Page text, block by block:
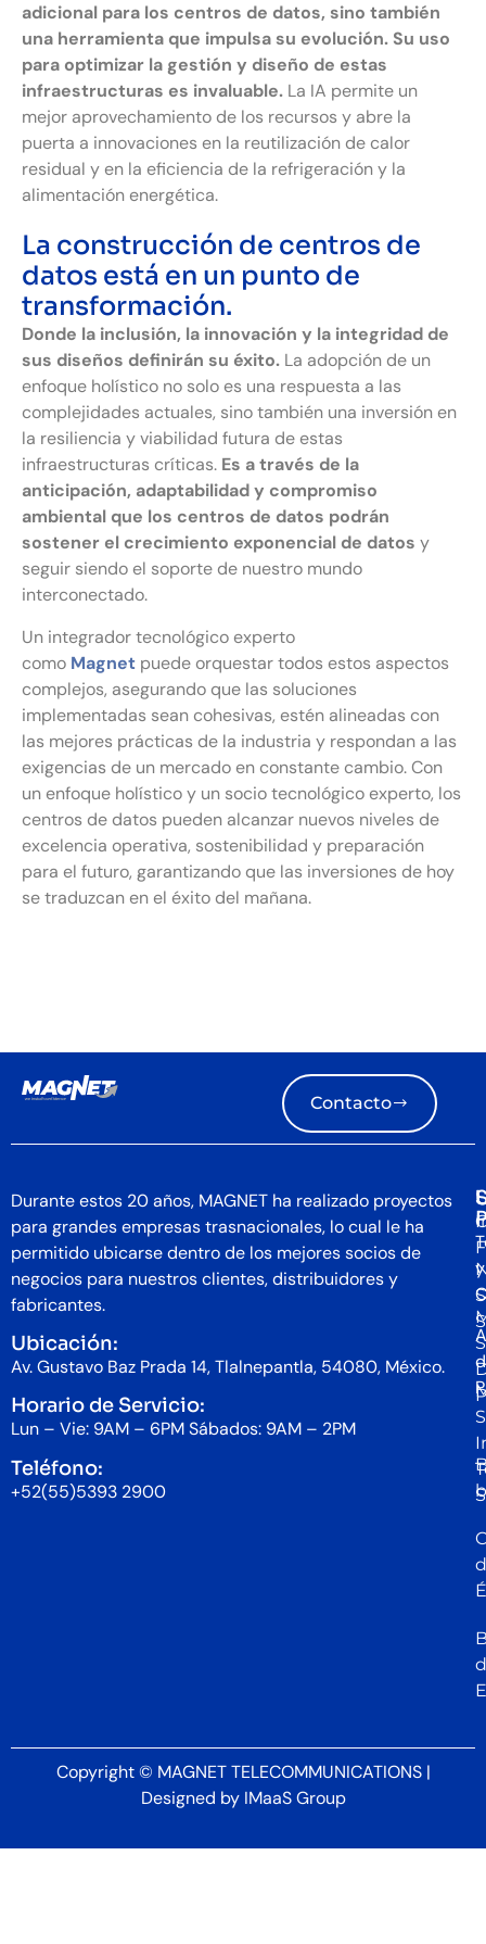
adicional para los centros de datos, sino también
una herramienta que impulsa su evolución. Su uso
para optimizar la gestión y diseño de estas
infraestructuras es invaluable. La IA permite un
mejor aprovechamiento de los recursos y abre la
puerta a innovaciones en la reutilización de calor
residual y en la eficiencia de la refrigeración y la
alimentación energética.
La construcción de centros de
datos está en un punto de
transformación.
Donde la inclusión, la innovación y la integridad de
sus diseños definirán su éxito. La adopción de un
enfoque holístico no solo es una respuesta a las
complejidades actuales, sino también una inversión en
la resiliencia y viabilidad futura de estas
infraestructuras críticas. Es a través de la
anticipación, adaptabilidad y compromiso
ambiental que los centros de datos podrán
sostener el crecimiento exponencial de datos y
seguir siendo el soporte de nuestro mundo
interconectado.
Un integrador tecnológico experto
como Magnet puede orquestar todos estos aspectos
complejos, asegurando que las soluciones
implementadas sean cohesivas, estén alineadas con
las mejores prácticas de la industria y respondan a las
exigencias de un mercado en constante cambio. Con
un enfoque holístico y un socio tecnológico experto, los
centros de datos pueden alcanzar nuevos niveles de
excelencia operativa, sostenibilidad y preparación
para el futuro, garantizando que las inversiones de hoy
se traduzcan en el éxito del mañana.
Contacto
Durante estos 20 años, MAGNET ha realizado proyectos
para grandes empresas trasnacionales, lo cual le ha
permitido ubicarse dentro de los mejores socios de
negocios para nuestros clientes, distribuidores y
fabricantes.
Ubicación:
Av. Gustavo Baz Prada 14, Tlalnepantla, 54080, México.
Horario de Servicio:
Lun – Vie: 9AM – 6PM Sábados: 9AM – 2PM
Teléfono:
+52(55)5393 2900
y
Copyright © MAGNET TELECOMMUNICATIONS |
Designed by IMaaS Group